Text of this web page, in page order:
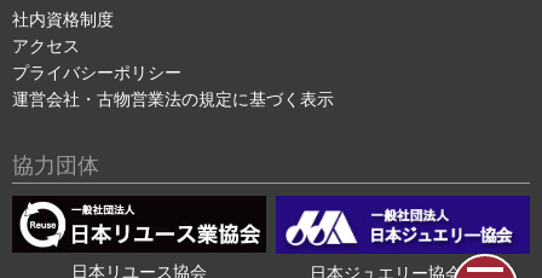
社内資格制度
アクセス
プライバシーポリシー
運営会社・古物営業法の規定に基づく表示
協力団体
日本リユース協会 日本ジュエリー協会会員